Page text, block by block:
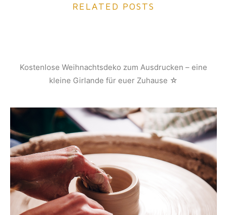
RELATED POSTS
Kostenlose Weihnachtsdeko zum Ausdrucken – eine
kleine Girlande für euer Zuhause ☆